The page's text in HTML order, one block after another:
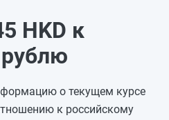
HKD к
о текущем курсе
к российскому